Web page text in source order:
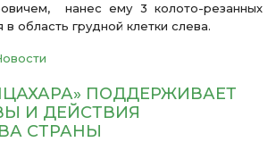
нанес ему 3 колото-резанных
область грудной клетки слева.
ПОДДЕРЖИВАЕТ
И ДЕЙСТВИЯ
СТРАНЫ